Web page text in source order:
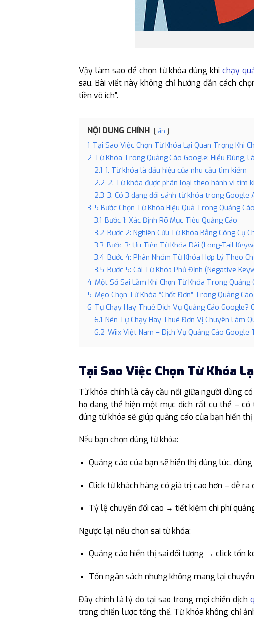
Vậy làm sao để chọn từ khóa đúng khichạy
sau. Bài viết này không chỉ hướng dẫn cách
tiền vô ích”.
NỘI DUNG CHÍNH ẩn
1 Tại Sao Việc Chọn Từ Khóa Lại Quan Trọng Khi
2 Từ Khóa Trong Quảng Cáo Google: Hiểu Đúng,
2.1 1. Từ khóa là dấu hiệu của nhu cầu tìm kiếm
2.2 2. Từ khóa được phân loại theo hành vi tìm
2.3 3. Có 3 dạng đối sánh từ khóa trong Google
3 5 Bước Chọn Từ Khóa Hiệu Quả Trong Quảng
3.1 Bước 1: Xác Định Rõ Mục Tiêu Quảng Cáo
3.2 Bước 2: Nghiên Cứu Từ Khóa Bằng Công Cụ
3.3 Bước 3: Ưu Tiên Từ Khóa Dài (Long-Tail
3.4 Bước 4: Phân Nhóm Từ Khóa Hợp Lý Theo
3.5 Bước 5: Cài Từ Khóa Phủ Định (Negative
4 Một Số Sai Lầm Khi Chọn Từ Khóa Trong Quảng
5 Mẹo Chọn Từ Khóa “Chốt Đơn” Trong Quảng
6 Tự Chạy Hay Thuê Dịch Vụ Quảng Cáo Google?
6.1 Nên Tự Chạy Hay Thuê Đơn Vị Chuyên Làm
6.2 Wiix Việt Nam – Dịch Vụ Quảng Cáo Google
Tại Sao Việc Chọn Từ Khóa
Từ khóa chính là cây cầu nối giữa người dùng
họ đang thể hiện một mục đích rất cụ thể – có
đúng từ khóa sẽ giúp quảng cáo của bạn hiển
Nếu bạn chọn đúng từ khóa:
Quảng cáo của bạn sẽ hiển thị đúng lúc, đúng
Click từ khách hàng có giá trị cao hơn – dễ ra
Tỷ lệ chuyển đổi cao → tiết kiệm chi phí
Ngược lại, nếu chọn sai từ khóa:
Quảng cáo hiển thị sai đối tượng → click tốn
Tốn ngân sách nhưng không mang lại
Đây chính là lý do tại sao trong mọi chiến dịch
trong chiến lược tổng thể. Từ khóa không chỉ